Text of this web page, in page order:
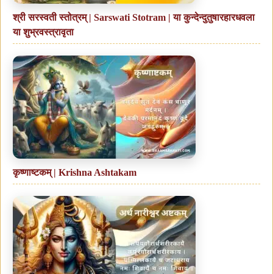
श्री सरस्वती स्तोत्रम् | Sarswati Stotram | या कुन्देन्दुतुषारहारधवला
या शुभ्रवस्त्रावृता
कृष्णाष्टकम् | Krishna Ashtakam